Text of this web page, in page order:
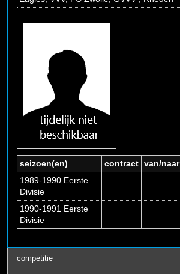
seizoen(en) contract van/naar
1989-1990 Eerste
Divisie
1990-1991 Eerste
Divisie
competitie